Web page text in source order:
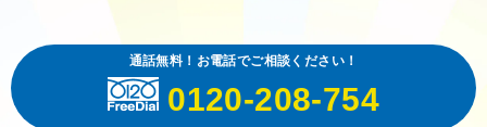
通話無料！お電話でご相談ください！
0120-208-754